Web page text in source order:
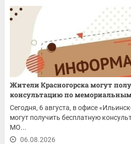
Жители Красногорска могут
консультацию по
Сегодня, 6 августа, в офисе
могут получить бесплатную
МО...
06.08.2026